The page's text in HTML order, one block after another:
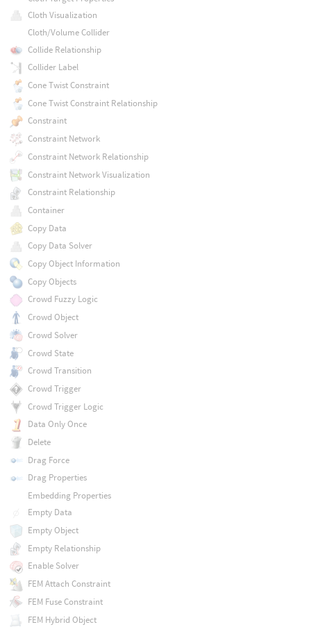
Cloth Visualization
Cloth/Volume Collider
Collide Relationship
Collider Label
Cone Twist Constraint
Cone Twist Constraint Relationship
Constraint
Constraint Network
Constraint Network Relationship
Constraint Network Visualization
Constraint Relationship
Container
Copy Data
Copy Data Solver
Copy Object Information
Copy Objects
Crowd Fuzzy Logic
Crowd Object
Crowd Solver
Crowd State
Crowd Transition
Crowd Trigger
Crowd Trigger Logic
Data Only Once
Delete
Drag Force
Drag Properties
Embedding Properties
Empty Data
Empty Object
Empty Relationship
Enable Solver
FEM Attach Constraint
FEM Fuse Constraint
FEM Hybrid Object